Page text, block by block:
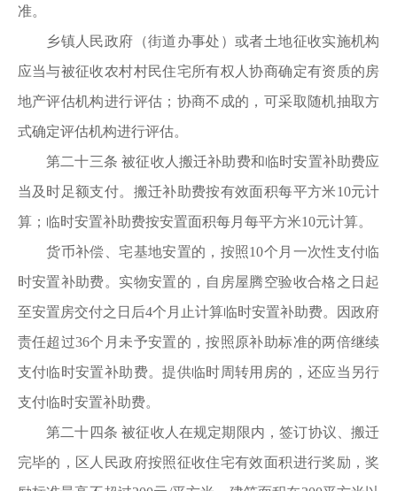
准。
乡镇人民政府（街道办事处）或者土地征收实施机构
应当与被征收农村村民住宅所有权人协商确定有资质的房
地产评估机构进行评估；协商不成的，可采取随机抽取方
式确定评估机构进行评估。
第二十三条 被征收人搬迁补助费和临时安置补助费应
当及时足额支付。搬迁补助费按有效面积每平方米10元计
算；临时安置补助费按安置面积每月每平方米10元计算。
货币补偿、宅基地安置的，按照10个月一次性支付临
时安置补助费。实物安置的，自房屋腾空验收合格之日起
至安置房交付之日后4个月止计算临时安置补助费。因政府
责任超过36个月未予安置的，按照原补助标准的两倍继续
支付临时安置补助费。提供临时周转用房的，还应当另行
支付临时安置补助费。
第二十四条 被征收人在规定期限内，签订协议、搬迁
完毕的，区人民政府按照征收住宅有效面积进行奖励，奖